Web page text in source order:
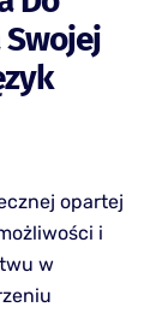
Swojej
opartej
i
w